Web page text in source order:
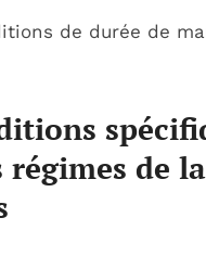
de durée de
régimes de